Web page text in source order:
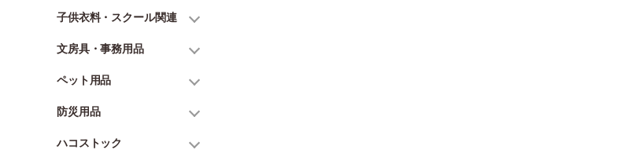
子供衣料・スクール関連
文房具・事務用品
ペット用品
防災用品
ハコストック